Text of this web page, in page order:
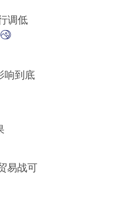
调低
响到底
易战可